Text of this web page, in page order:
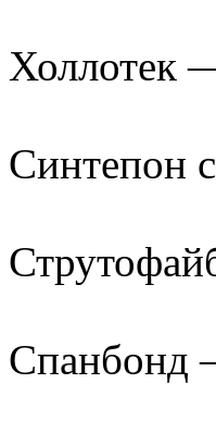
Холлотек
Синтепон
Спанбонд